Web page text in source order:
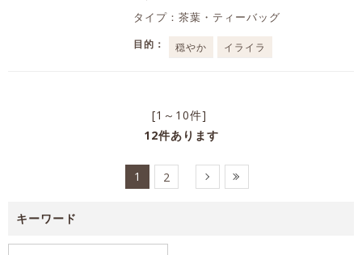
タイプ：茶葉・ティーバッグ
目的：
穏やか イライラ
[1～10件]
12件あります
1 2
キーワード